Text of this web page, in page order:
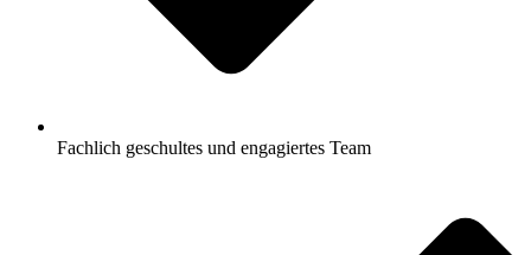
Fachlich geschultes und engagiertes Team